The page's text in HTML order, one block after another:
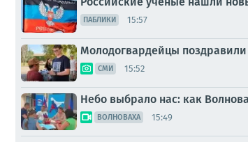
ПАБЛИКИ 15:57
Молодогвардейцы
СМИ 15:52
Небо выбрало нас: как
ВОЛНОВАХА 15:49